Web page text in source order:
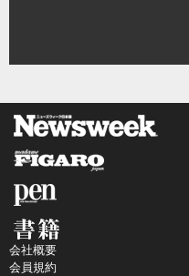
会社概要
会員規約